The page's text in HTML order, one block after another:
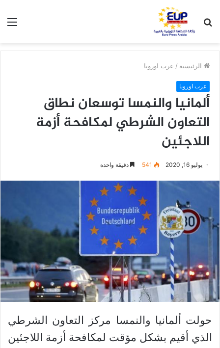
عن
الرئيسية / عرب اوروبا
عرب اوروبا
ألمانيا والنمسا توسعان نطاق
التعاون الشرطي لمكافحة أزمة
اللاجئين
يوليو 16, 2020 541 دقيقة واحدة
حولت ألمانيا والنمسا مركز التعاون الشرطي
الذي أقيم بشكل مؤقت لمكافحة أزمة اللاجئين